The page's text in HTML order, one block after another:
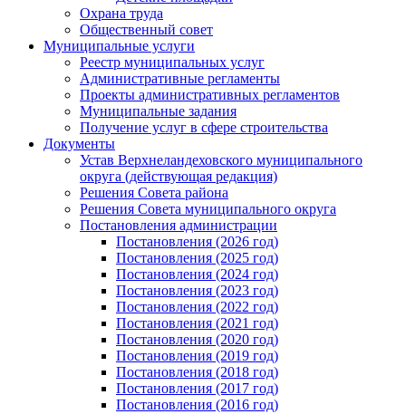
Охрана труда
Общественный совет
Муниципальные услуги
Реестр муниципальных услуг
Административные регламенты
Проекты административных регламентов
Муниципальные задания
Получение услуг в сфере строительства
Документы
Устав Верхнеландеховского муниципального
округа (действующая редакция)
Решения Совета района
Решения Совета муниципального округа
Постановления администрации
Постановления (2026 год)
Постановления (2025 год)
Постановления (2024 год)
Постановления (2023 год)
Постановления (2022 год)
Постановления (2021 год)
Постановления (2020 год)
Постановления (2019 год)
Постановления (2018 год)
Постановления (2017 год)
Постановления (2016 год)